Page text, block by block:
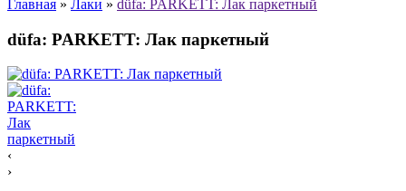
Главная » Лаки » düfa: PARKETT: Лак паркетный
düfa: PARKETT: Лак паркетный
‹
›